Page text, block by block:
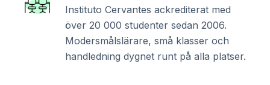
Instituto Cervantes ackrediterat med
över 20 000 studenter sedan 2006.
Modersmålslärare, små klasser och
handledning dygnet runt på alla platser.